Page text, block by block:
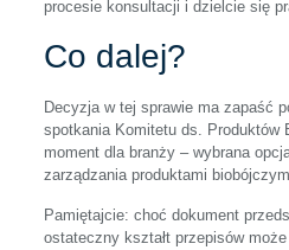
procesie konsultacji i dzielcie się
Co dalej?
Decyzja w tej sprawie ma zapaść
spotkania Komitetu ds. Produktów
moment dla branży – wybrana
zarządzania produktami
Pamiętajcie: choć dokument
ostateczny kształt przepisów